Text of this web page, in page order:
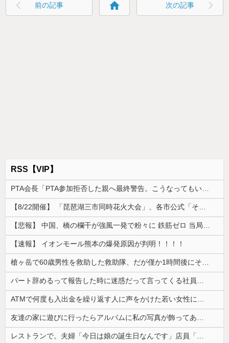
前の記事 home 次の記事
RSS【VIP】
【速報】 イオンモール熊本の爆発原因が判明！！！！